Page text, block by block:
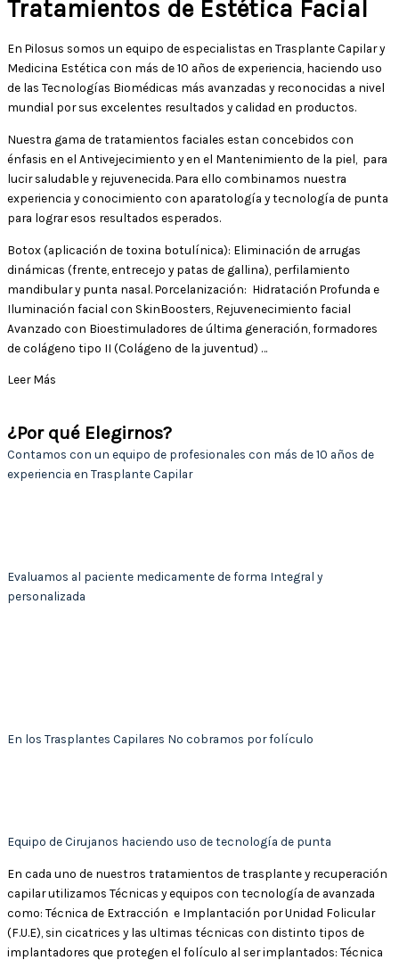
Tratamientos de Estética Facial
En Pilosus somos un equipo de especialistas en Trasplante Capilar y
Medicina Estética con más de 10 años de experiencia, haciendo uso
de las Tecnologías Biomédicas más avanzadas y reconocidas a nivel
mundial por sus excelentes resultados y calidad en productos.
Nuestra gama de tratamientos faciales estan concebidos con
énfasis en el Antivejecimiento y en el Mantenimiento de la piel, para
lucir saludable y rejuvenecida. Para ello combinamos nuestra
experiencia y conocimiento con aparatología y tecnología de punta
para lograr esos resultados esperados.
Botox (aplicación de toxina botulínica): Eliminación de arrugas
dinámicas (frente, entrecejo y patas de gallina), perfilamiento
mandibular y punta nasal. Porcelanización: Hidratación Profunda e
Iluminación facial con SkinBoosters, Rejuvenecimiento facial
Avanzado con Bioestimuladores de última generación, formadores
de colágeno tipo II (Colágeno de la juventud) …
Leer Más
¿Por qué Elegirnos?
Contamos con un equipo de profesionales con más de 10 años de
experiencia en Trasplante Capilar
Evaluamos al paciente medicamente de forma Integral y
personalizada
En los Trasplantes Capilares No cobramos por folículo
Equipo de Cirujanos haciendo uso de tecnología de punta
En cada uno de nuestros tratamientos de trasplante y recuperación
capilar utilizamos Técnicas y equipos con tecnología de avanzada
como: Técnica de Extracción e Implantación por Unidad Folicular
(F.U.E), sin cicatrices y las ultimas técnicas con distinto tipos de
implantadores que protegen el folículo al ser implantados: Técnica